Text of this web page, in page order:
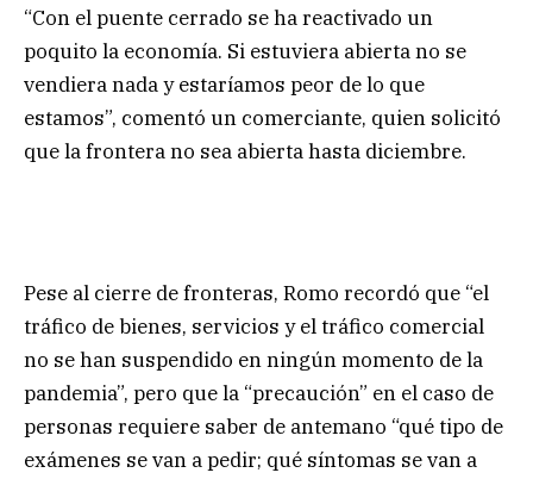
“Con el puente cerrado se ha reactivado un
poquito la economía. Si estuviera abierta no se
vendiera nada y estaríamos peor de lo que
estamos”, comentó un comerciante, quien solicitó
que la frontera no sea abierta hasta diciembre.
Pese al cierre de fronteras, Romo recordó que “el
tráfico de bienes, servicios y el tráfico comercial
no se han suspendido en ningún momento de la
pandemia”, pero que la “precaución” en el caso de
personas requiere saber de antemano “qué tipo de
exámenes se van a pedir; qué síntomas se van a